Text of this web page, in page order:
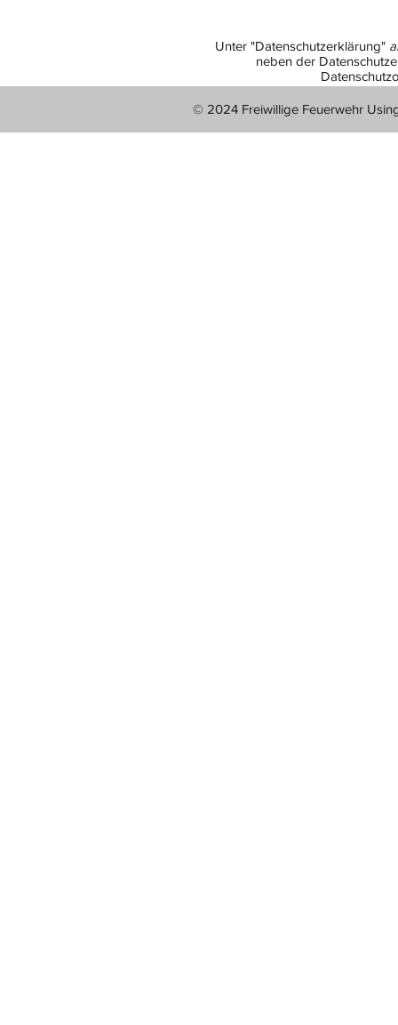
Unter "Datenschutzerklärung"
neben der
© 2024 Freiwillige Feuerwehr